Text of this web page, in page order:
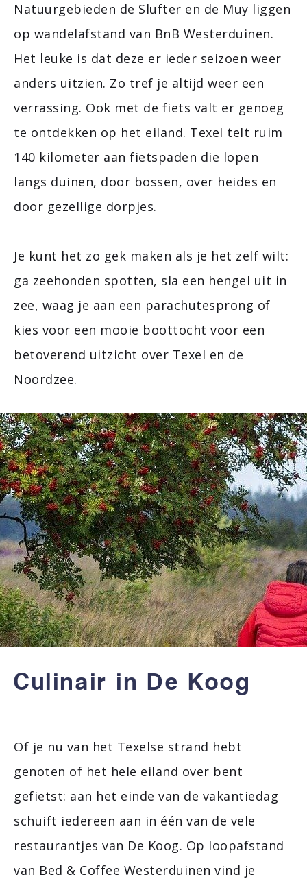
Natuurgebieden de Slufter en de Muy liggen
op wandelafstand van BnB Westerduinen.
Het leuke is dat deze er ieder seizoen weer
anders uitzien. Zo tref je altijd weer een
verrassing. Ook met de fiets valt er genoeg
te ontdekken op het eiland. Texel telt ruim
140 kilometer aan fietspaden die lopen
langs duinen, door bossen, over heides en
door gezellige dorpjes.
Je kunt het zo gek maken als je het zelf wilt:
ga zeehonden spotten, sla een hengel uit in
zee, waag je aan een parachutesprong of
kies voor een mooie boottocht voor een
betoverend uitzicht over Texel en de
Noordzee.
Culinair in De Koog
Of je nu van het Texelse strand hebt
genoten of het hele eiland over bent
gefietst: aan het einde van de vakantiedag
schuift iedereen aan in één van de vele
restaurantjes van De Koog. Op loopafstand
van Bed & Coffee Westerduinen vind je